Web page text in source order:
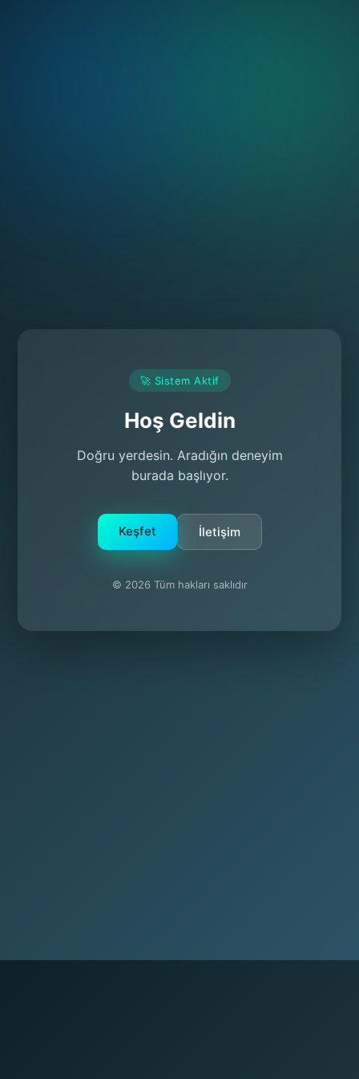
🚀 Sistem Aktif
Hoş Geldin
Doğru yerdesin. Aradığın deneyim
burada başlıyor.
Keşfet İletişim
© 2026 Tüm hakları saklıdır